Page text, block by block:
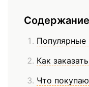
Содержание
Как
Что